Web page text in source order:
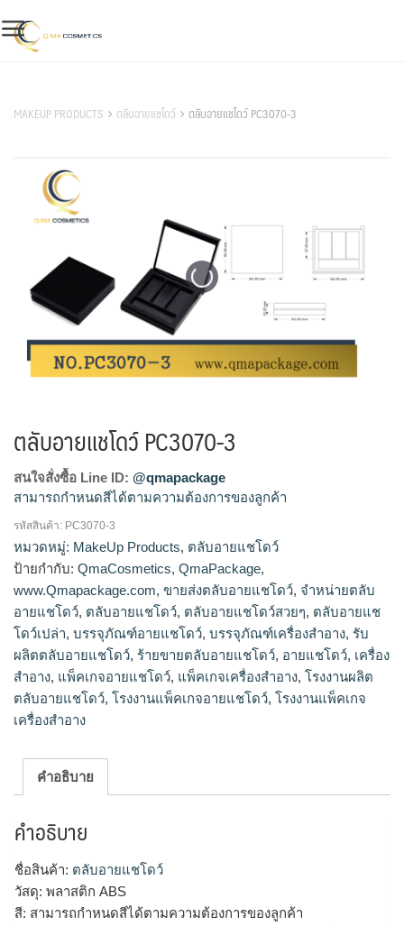
to
content
MAKEUP PRODUCTS ตลับอายแชโดว์ ตลับอายแชโดว์ PC3070-3
ตลับอายแชโดว์ PC3070-3
สนใจสั่งซื้อ Line ID: @qmapackage
สามารถกำหนดสีได้ตามความต้องการของลูกค้า
โรงงานผลิตตลับอายแชโดว์,รับผลิตตลับอายแชโดว์,ขายส่งตลับ
อายแชโดว์,จำหน่ายตลับอายแชโดว์,ร้ายขายตลับอายแช
โดว์,ตลับอายแชโดว์สวยๆ,ตลับอายแชโดว์เปล่า
รหัสสินค้า: PC3070-3
หมวดหมู่: MakeUp Products, ตลับอายแชโดว์
ป้ายกำกับ: QmaCosmetics, QmaPackage,
www.Qmapackage.com, ขายส่งตลับอายแชโดว์, จำหน่ายตลับ
อายแชโดว์, ตลับอายแชโดว์, ตลับอายแชโดว์สวยๆ, ตลับอายแช
โดว์เปล่า, บรรจุภัณฑ์อายแชโดว์, บรรจุภัณฑ์เครื่องสำอาง, รับ
ผลิตตลับอายแชโดว์, ร้ายขายตลับอายแชโดว์, อายแชโดว์, เครื่อง
สำอาง, แพ็คเกจอายแชโดว์, แพ็คเกจเครื่องสำอาง, โรงงานผลิต
ตลับอายแชโดว์, โรงงานแพ็คเกจอายแชโดว์, โรงงานแพ็คเกจ
เครื่องสำอาง
คำอธิบาย
คำอธิบาย
ชื่อสินค้า: ตลับอายแชโดว์
วัสดุ: พลาสติก ABS
สี: สามารถกำหนดสีได้ตามความต้องการของลูกค้า